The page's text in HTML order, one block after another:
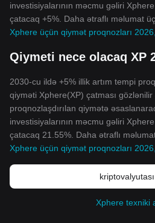
investisiyalarının məcmu gəliri
çatacaq +5%. Daha ətraflı məlumat
Xphere üçün qiymət proqnozları
Qiymeti nece olacaq XP
2030-cu ildə +5% illik artım tempi
qiyməti Xphere(XP) çatması
proqnozlaşdırılan qiymətə
investisiyalarının məcmu gəliri
çatacaq 21.55%. Daha ətraflı
Xphere üçün qiymət proqnozları
kriptovalyutası
Xphere texniki